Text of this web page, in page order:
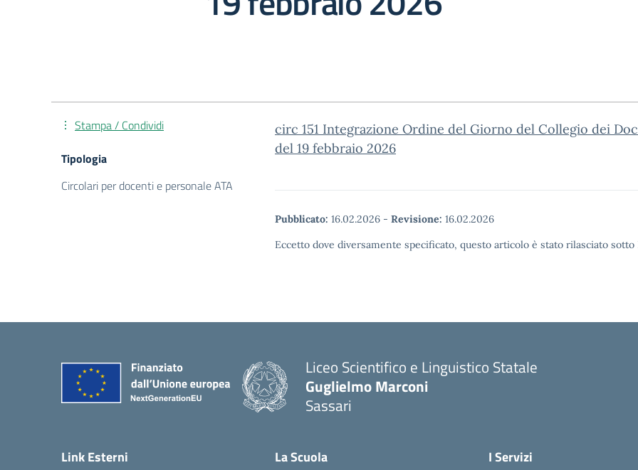
circ 151 Integrazione Ordine del Giorno del Collegio dei
del 19 febbraio 2026
Pubblicato: 16.02.2026 - Revisione: 16.02.2026
Eccetto dove diversamente specificato, questo articolo è stato rilasciato
Stampa / Condividi
Tipologia
Circolari per docenti e personale ATA
Liceo Scientifico e Linguistico Statale
Guglielmo Marconi
Sassari
Link Esterni La Scuola I Servizi